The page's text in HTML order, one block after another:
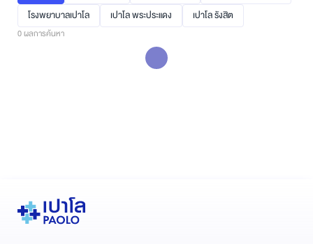
โรงพยาบาลเปาโล
เปาโล พระประแดง เปาโล รังสิต
0ผลการค้นหา